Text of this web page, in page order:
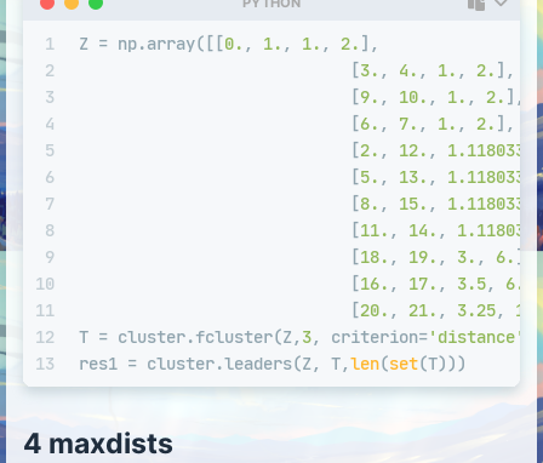
1
2
3
4
5
6
7
8
9
10
11
12
13
Z = np.array([[0. , 1. , 1. , 2. ],
                            [
3. , 4. , 1. , 2. ],
                            [
9. , 10. , 1. , 2. ],
                            [
6. , 7. , 1. , 2. ],
                            [
2. , 12. , 1.11803399
                            [
5. , 13. , 1.11803399
                            [
8. , 15. , 1.11803399
                            [
11. , 14. ,
                            [
18. , 19. , 3. , 6. ],
                            [
16. , 17. , 3.5, 6.
],
                            [
20. , 21. , 3.25, 12.
T = cluster.fcluster(Z, 3, criterion='distance'
res1 = cluster.leaders(Z, T,len(set(T)))
4 maxdists